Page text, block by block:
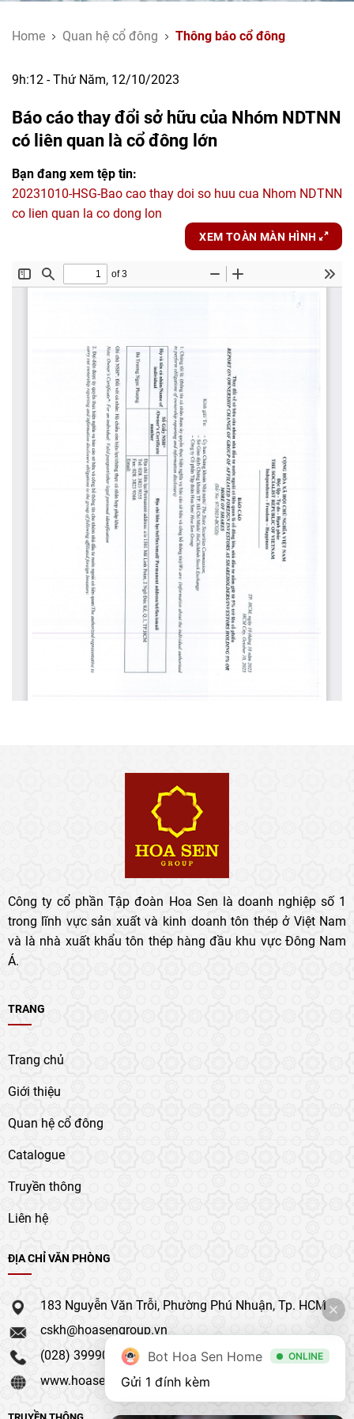
Home Quan hệ cổ đông Thông báo cổ đông
9h:12 - Thứ Năm, 12/10/2023
Báo cáo thay đổi sở hữu của Nhóm NDTNN
có liên quan là cổ đông lớn
Bạn đang xem tệp tin:
20231010-HSG-Bao cao thay doi so huu cua Nhom NDTNN
co lien quan la co dong lon
XEM TOÀN MÀN HÌNH
Công ty cổ phần Tập đoàn Hoa Sen là doanh nghiệp số 1
trong lĩnh vực sản xuất và kinh doanh tôn thép ở Việt Nam
và là nhà xuất khẩu tôn thép hàng đầu khu vực Đông Nam
Á.
TRANG
Trang chủ
Giới thiệu
Quan hệ cổ đông
Catalogue
Truyền thông
Liên hệ
ĐỊA CHỈ VĂN PHÒNG
183 Nguyễn Văn Trỗi, Phường Phú Nhuận, Tp. HCM
cskh@hoasengroup.vn
(028) 39990 111
www.hoasengroup.vn
Bot Hoa Sen Home ONLINE
Gửi 1 đính kèm